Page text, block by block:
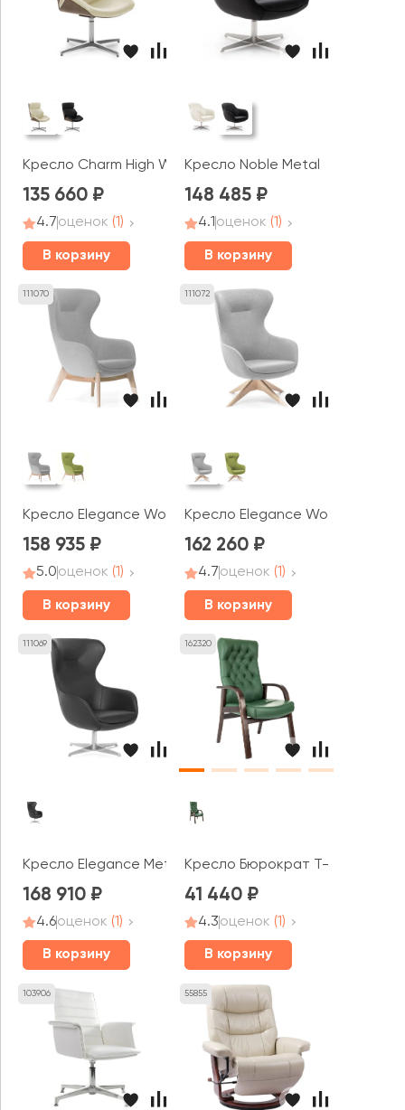
Кресло Charm High Wood Lounge
135 660
4.7оценок (1)
В корзину
Кресло Noble Metal
148 485
4.1оценок (1)
В корзину
111070
Кресло Elegance Wood
158 935
5.0оценок (1)
В корзину
111072
Кресло Elegance Wood крутящ
162 260
4.7оценок (1)
В корзину
111069
Кресло Elegance Metal
168 910
4.6оценок (1)
В корзину
162320
Кресло Бюрократ T-
41 440
4.3оценок (1)
В корзину
103906 55855